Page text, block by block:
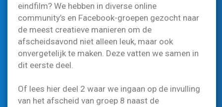
eindfilm? We hebben in diverse online
community’s en Facebook-groepen gezocht naar
de meest creatieve manieren om de
afscheidsavond niet alleen leuk, maar ook
onvergetelijk te maken. Deze vatten we samen in
dit eerste deel.
Of lees hier deel 2 waar we ingaan op de invulling
van het afscheid van groep 8 naast de